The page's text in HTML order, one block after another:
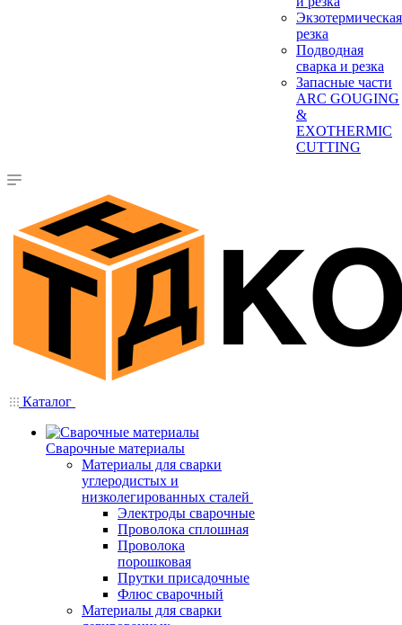
Экзотермическая
резка
Подводная
сварка и резка
Запасные части
ARC GOUGING
&
EXOTHERMIC
CUTTING
Каталог
Сварочные материалы
Материалы для сварки
углеродистых и
низколегированных сталей
Электроды сварочные
Проволока сплошная
Проволока
порошковая
Прутки присадочные
Флюс сварочный
Материалы для сварки